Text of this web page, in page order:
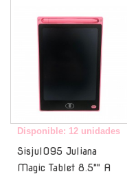
Disponible: 12 unidades
Sisjul095 Juliana
Magic Tablet 8.5"" A